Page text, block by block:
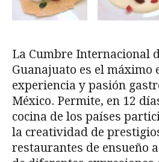
La Cumbre Internacional
Guanajuato es el máximo
experiencia y pasión
México. Permite, en 12
cocina de los países
la creatividad de
restaurantes de ensueño